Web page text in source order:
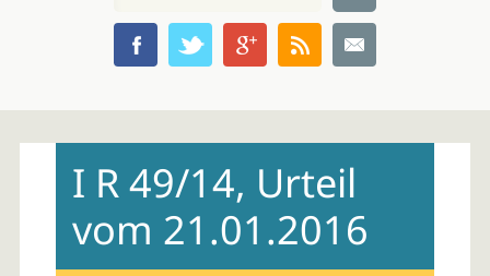
contentI R 49/14, Urteil
vom 21.01.2016